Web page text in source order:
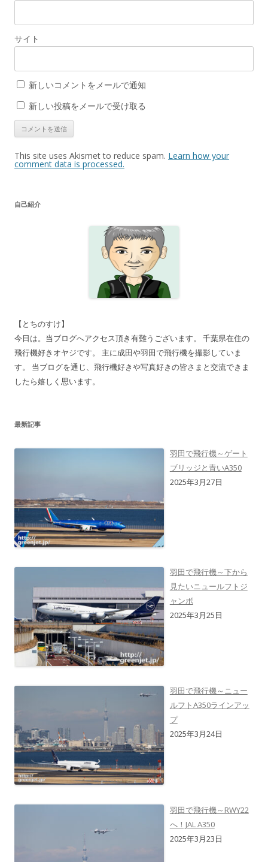
サイト
新しいコメントをメールで通知
新しい投稿をメールで受け取る
This site uses Akismet to reduce spam. Learn how your
comment data is processed.
自己紹介
【とちのすけ】
今日は。当ブログへアクセス頂き有難うございます。 千葉県在住の
飛行機好きオヤジです。 主に成田や羽田で飛行機を撮影していま
す。 当ブログを通じ、飛行機好きや写真好きの皆さまと交流できま
したら嬉しく思います。
最新記事
羽田で飛行機～ゲート
ブリッジと青いA350
2025年3月27日
羽田で飛行機～下から
見たいニュールフトジ
ャンボ
2025年3月25日
羽田で飛行機～ニュー
ルフトA350ラインアッ
プ
2025年3月24日
羽田で飛行機～RWY22
へ！JAL A350
2025年3月23日